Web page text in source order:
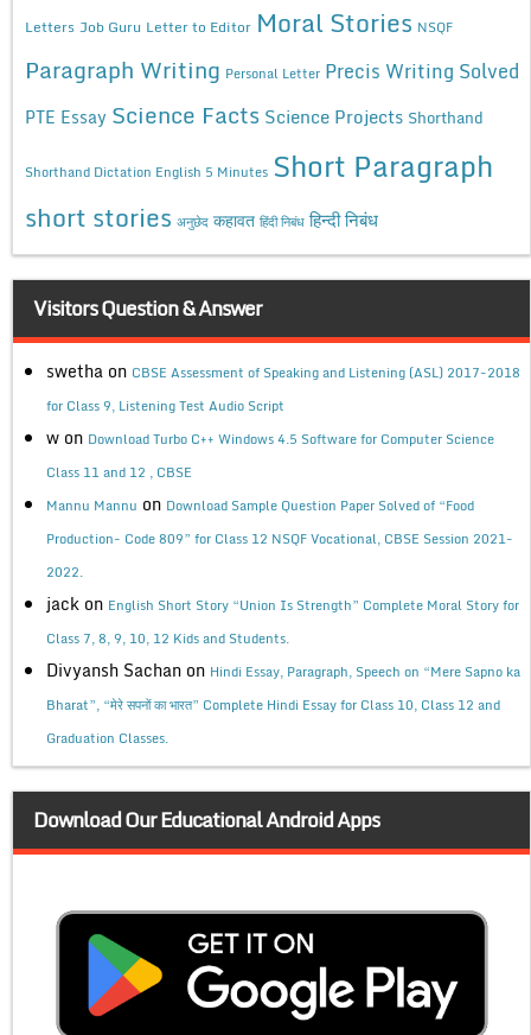
Letters Job Guru Letter to Editor Moral Stories NSQF
Paragraph Writing Personal Letter Precis Writing Solved
PTE Essay Science Facts Science Projects Shorthand
Shorthand Dictation English 5 Minutes Short Paragraph
short stories अनुछेद कहावत हिंदी निबंध हिन्दी निबंध
Visitors Question & Answer
swetha on CBSE Assessment of Speaking and Listening (ASL) 2017-2018
for Class 9, Listening Test Audio Script
w on Download Turbo C++ Windows 4.5 Software for Computer Science
Class 11 and 12 , CBSE
Mannu Mannu on Download Sample Question Paper Solved of “Food
Production- Code 809” for Class 12 NSQF Vocational, CBSE Session 2021-
2022.
jack on English Short Story “Union Is Strength” Complete Moral Story for
Class 7, 8, 9, 10, 12 Kids and Students.
Divyansh Sachan on Hindi Essay, Paragraph, Speech on “Mere Sapno ka
Bharat”, “मेरे सपनों का भारत” Complete Hindi Essay for Class 10, Class 12 and
Graduation Classes.
Download Our Educational Android Apps